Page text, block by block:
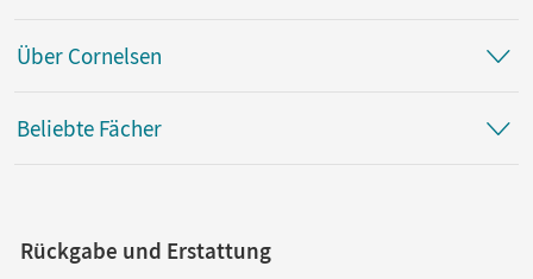
Über Cornelsen
Beliebte Fächer
Rückgabe und Erstattung